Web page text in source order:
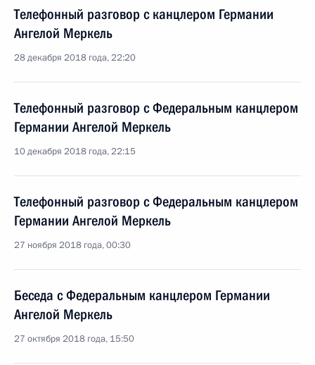
Телефонный разговор с канцлером Германии
Ангелой Меркель
28 декабря 2018 года, 22:20
Телефонный разговор с Федеральным канцлером
Германии Ангелой Меркель
10 декабря 2018 года, 22:15
Телефонный разговор с Федеральным канцлером
Германии Ангелой Меркель
27 ноября 2018 года, 00:30
Беседа с Федеральным канцлером Германии
Ангелой Меркель
27 октября 2018 года, 15:50